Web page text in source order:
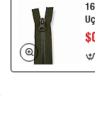
kullanım
için ideal